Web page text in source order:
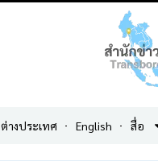
ต่างประเทศ English สื่อ